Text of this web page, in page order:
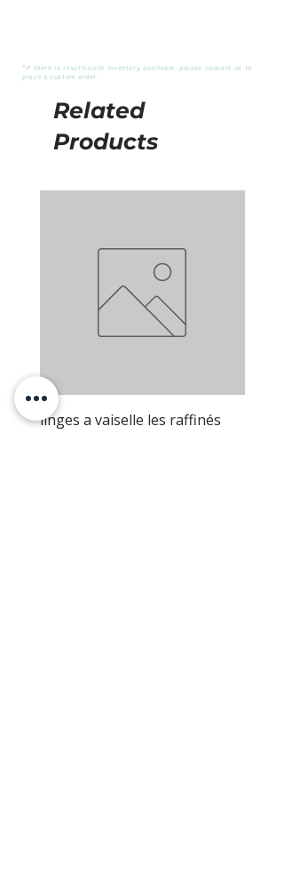
*If there is insufficient inventory available, please contact us to
place a custom order.
Related
Products
linges a vaiselle les raffinés